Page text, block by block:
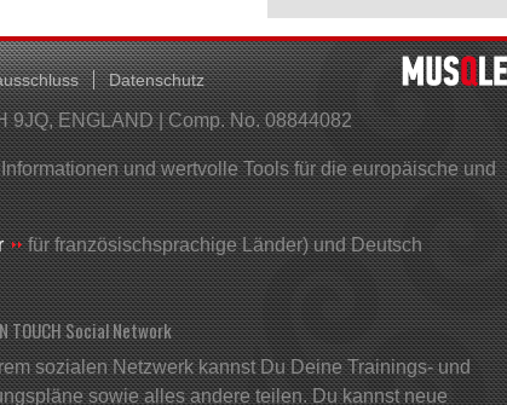
Datenschutz
9JQ, ENGLAND | Comp. No. 08844082
und wertvolle Tools für die europäische und
für französischsprachige Länder) und Deutsch
TOUCH Social Network
sozialen Netzwerk kannst Du Deine Trainings- und
sowie alles andere teilen. Du kannst neue